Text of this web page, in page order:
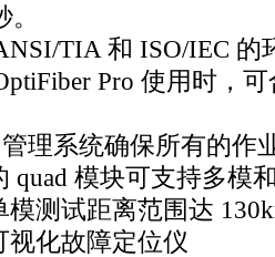
TIA 和 ISO/IEC
Pro 使用时，
理系统确保所有的作
quad 模块可支持多模
模测试距离范围达
视化故障定位仪